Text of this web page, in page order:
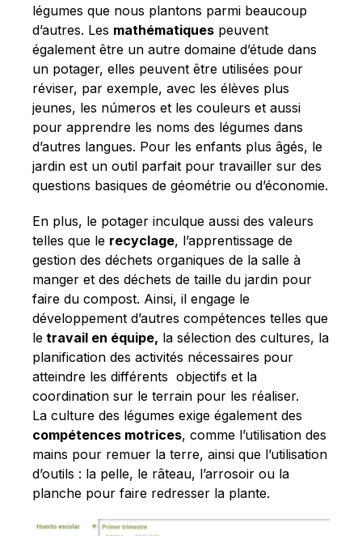
légumes que nous plantons parmi beaucoup
d’autres. Les mathématiques peuvent
également être un autre domaine d’étude dans
un potager, elles peuvent être utilisées pour
réviser, par exemple, avec les élèves plus
jeunes, les números et les couleurs et aussi
pour apprendre les noms des légumes dans
d’autres langues. Pour les enfants plus âgés, le
jardin est un outil parfait pour travailler sur des
questions basiques de géométrie ou d’économie.
En plus, le potager inculque aussi des valeurs
telles que le recyclage, l’apprentissage de
gestion des déchets organiques de la salle à
manger et des déchets de taille du jardin pour
faire du compost. Ainsi, il engage le
développement d’autres compétences telles que
le travail en équipe, la sélection des cultures, la
planification des activités nécessaires pour
atteindre les différents objectifs et la
coordination sur le terrain pour les réaliser.
La culture des légumes exige également des
compétences motrices, comme l’utilisation des
mains pour remuer la terre, ainsi que l’utilisation
d’outils : la pelle, le râteau, l’arrosoir ou la
planche pour faire redresser la plante.